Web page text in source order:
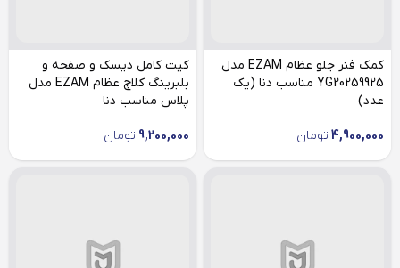
کمک فنر جلو عظام EZAM مدل
YG20259925 مناسب دنا (یک
عدد)
4,900,000 تومان
کیت کامل دیسک و صفحه و
بلبرینگ کلاچ عظام EZAM مدل
پلاس مناسب دنا
9,200,000 تومان